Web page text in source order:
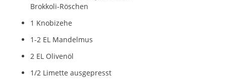
Brokkoli-Röschen
1 Knobizehe
1-2 EL Mandelmus
2 EL Olivenöl
1/2 Limette ausgepresst